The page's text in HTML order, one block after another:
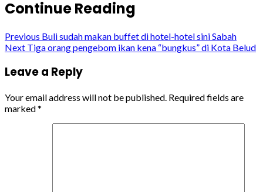
Continue Reading
Previous Buli sudah makan buffet di hotel-hotel sini Sabah
Next Tiga orang pengebom ikan kena “bungkus” di Kota Belud
Leave a Reply
Your email address will not be published. Required fields are
marked*